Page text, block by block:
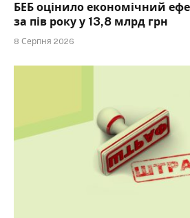
БЕБ оцінило економічний
за пів року у 13,8 млрд грн
8 Серпня 2026